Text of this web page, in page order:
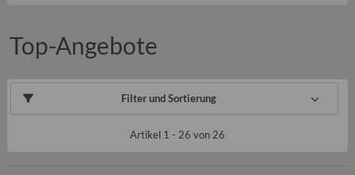
Top-Angebote
Filter und Sortierung
Artikel 1 - 26 von 26